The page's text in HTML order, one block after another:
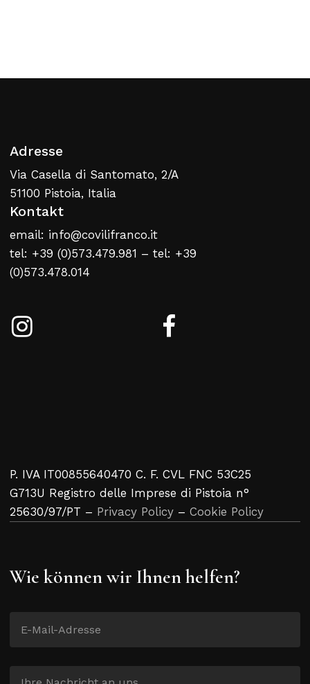
Adresse
Via Casella di Santomato, 2/A
51100 Pistoia, Italia
Kontakt
email: info@covilifranco.it
tel: +39 (0)573.479.981 – tel: +39
(0)573.478.014
P. IVA IT00855640470 C. F. CVL FNC 53C25
G713U Registro delle Imprese di Pistoia n°
25630/97/PT – Privacy Policy – Cookie Policy
Wie können wir Ihnen helfen?